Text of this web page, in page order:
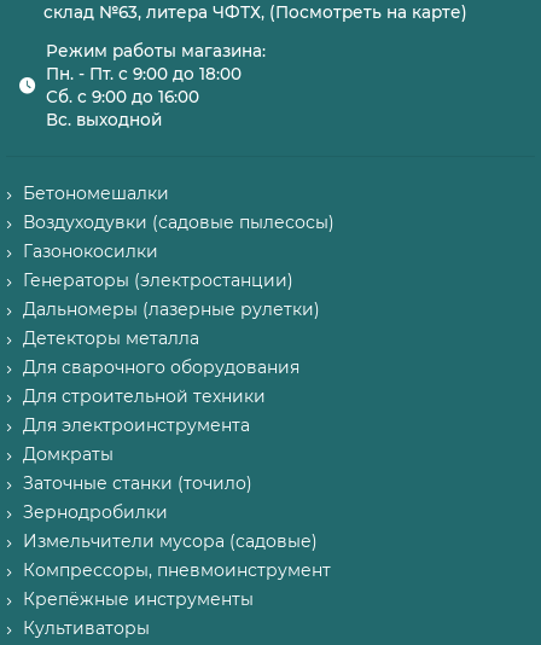
склад №63, литера ЧФТХ, (Посмотреть на карте)
Режим работы магазина:
Пн. - Пт. с 9:00 до 18:00
Сб. с 9:00 до 16:00
Вс. выходной
Бетономешалки
Воздуходувки (садовые пылесосы)
Газонокосилки
Генераторы (электростанции)
Дальномеры (лазерные рулетки)
Детекторы металла
Для сварочного оборудования
Для строительной техники
Для электроинструмента
Домкраты
Заточные станки (точило)
Зернодробилки
Измельчители мусора (садовые)
Компрессоры, пневмоинструмент
Крепёжные инструменты
Культиваторы